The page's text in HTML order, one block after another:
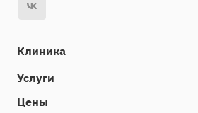
Клиника
Услуги
Цены